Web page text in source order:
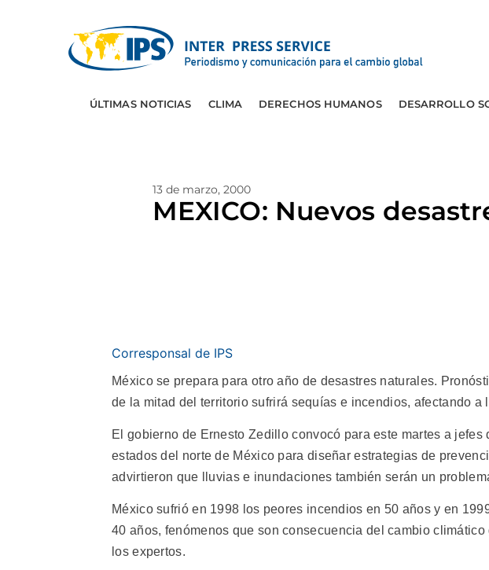
ÚLTIMAS NOTICIAS CLIMA DERECHOS HUMANOS DESARROLLO
13 de marzo, 2000
MEXICO: Nuevos
Corresponsal de IPS
México se prepara para otro año de desastres naturales.
de la mitad del territorio sufrirá sequías e incendios, afectando a
El gobierno de Ernesto Zedillo convocó para este martes a
estados del norte de México para diseñar estrategias de
advirtieron que lluvias e inundaciones también serán un
México sufrió en 1998 los peores incendios en 50 años y en
40 años, fenómenos que son consecuencia del cambio
los expertos.